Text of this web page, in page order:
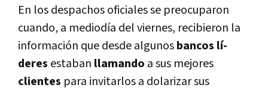
En los despachos oficiales se preocuparon
cuando, a mediodí­a del viernes, recibieron la
información que desde algunosbancos lí­
deres estaban llamando a sus mejores
clientes para invitarlos a dolarizar sus